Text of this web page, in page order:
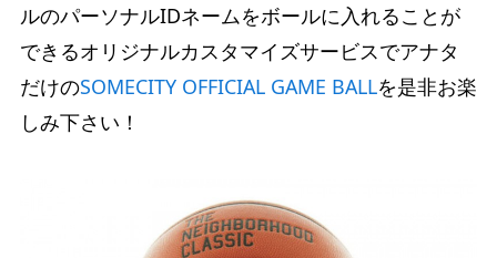
ルのパーソナルIDネームをボールに入れることが
できるオリジナルカスタマイズサービスでアナタ
だけのSOMECITY OFFICIAL GAME BALLを是非お楽
しみ下さい！